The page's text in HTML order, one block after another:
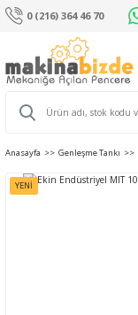
0 (216) 364 46 70
Anasayfa Genleşme Tankı
YENİ